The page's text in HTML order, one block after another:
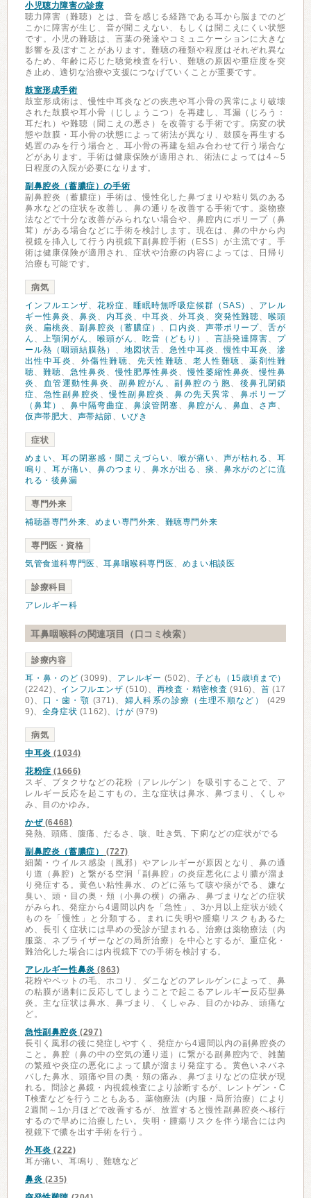
小児聴力障害の診療
聴力障害（難聴）とは、音を感じる経路である耳から脳までのど
こかに障害が生じ、音が聞こえない、もしくは聞こえにくい状態
です。小児の難聴は、言葉の発達やコミュニケーションに大きな
影響を及ぼすことがあります。難聴の種類や程度はそれぞれ異な
るため、年齢に応じた聴覚検査を行い、難聴の原因や重症度を突
き止め、適切な治療や支援につなげていくことが重要です。
鼓室形成手術
鼓室形成術は、慢性中耳炎などの疾患や耳小骨の異常により破壊
された鼓膜や耳小骨（じしょうこつ）を再建し、耳漏（じろう：
耳だれ）や難聴（聞こえの悪さ）を改善する手術です。病変の状
態や鼓膜・耳小骨の状態によって術法が異なり、鼓膜を再生する
処置のみを行う場合と、耳小骨の再建を組み合わせて行う場合な
どがあります。手術は健康保険が適用され、術法によっては4～5
日程度の入院が必要になります。
副鼻腔炎（蓄膿症）の手術
副鼻腔炎（蓄膿症）手術は、慢性化した鼻づまりや粘り気のある
鼻水などの症状を改善し、鼻の通りを改善する手術です。薬物療
法などで十分な改善がみられない場合や、鼻腔内にポリープ（鼻
茸）がある場合などに手術を検討します。現在は、鼻の中から内
視鏡を挿入して行う内視鏡下副鼻腔手術（ESS）が主流です。手
術は健康保険が適用され、症状や治療の内容によっては、日帰り
治療も可能です。
病気
インフルエンザ、 花粉症、 睡眠時無呼吸症候群（SAS） 、 アレル
ギー性鼻炎 、 鼻炎 、 内耳炎 、 中耳炎 、 外耳炎 、 突発性難聴、喉頭
炎 、 扁桃炎 、 副鼻腔炎（蓄膿症） 、 口内炎 、 声帯ポリープ、舌が
ん 、 上顎洞がん 、 喉頭がん 、 吃音（どもり） 、 言語発達障害、 プ
ール熱（咽頭結膜熱） 、 地図状舌、 急性中耳炎 、慢性中耳炎 、滲
出性中耳炎 、 外傷性難聴、 先天性難聴 、老人性難聴 、薬剤性難
聴、 難聴、 急性鼻炎 、慢性肥厚性鼻炎 、慢性萎縮性鼻炎 、慢性鼻
炎 、 血管運動性鼻炎 、 副鼻腔がん 、副鼻腔のう胞、 後鼻孔閉鎖
症、 急性副鼻腔炎 、慢性副鼻腔炎 、鼻の先天異常 、 鼻ポリープ
（鼻茸） 、 鼻中隔弯曲症、 鼻涙管閉塞、 鼻腔がん 、 鼻血 、 さ声、
仮声帯肥大、 声帯結節、 いびき
症状
めまい、 耳の閉塞感・聞こえづらい、 喉が痛い、 声が枯れる 、耳
鳴り 、 耳が痛い、 鼻のつまり 、 鼻水が出る 、 痰、 鼻水がのどに流
れる・後鼻漏
専門外来
補聴器専門外来、 めまい専門外来、 難聴専門外来
専門医・資格
気管食道科専門医 、耳鼻咽喉科専門医、 めまい相談医
診療科目
アレルギー科
耳鼻咽喉科の関連項目（口コミ検索）
診療内容
耳・鼻・のど (3099)、 アレルギー (502)、 子ども（15歳頃まで）
(2242)、 インフルエンザ (510)、 再検査・精密検査 (916)、 首 (17
0)、 口・歯・顎 (371)、 婦人科系の診療（生理不順など）
(429
9)、 全身症状 (1162)、 けが (979)
病気
中耳炎 (1034)
花粉症 (1666)
スギ、ブタクサなどの花粉（アレルゲン）を吸引することで、ア
レルギー反応を起こすもの。主な症状は鼻水、鼻づまり、くしゃ
み、目のかゆみ。
かぜ(6468)
発熱、頭痛、腹痛、だるさ、咳、吐き気、下痢などの症状がでる
副鼻腔炎（蓄膿症）
(727)
細菌・ウイルス感染（風邪）やアレルギーが原因となり、鼻の通
り道（鼻腔）と繋がる空洞「副鼻腔」の炎症悪化により膿が溜ま
り発症する。黄色い粘性鼻水、のどに落ちて咳や痰がでる、嫌な
臭い、頭・目の奥・頬（小鼻の横）の痛み、鼻づまりなどの症状
がみられ、発症から4週間以内を「急性」、3か月以上症状が続く
ものを「慢性」と分類する。まれに失明や腫瘍リスクもあるた
め、長引く症状には早めの受診が望まれる。治療は薬物療法（内
服薬、ネブライザーなどの局所治療）を中心とするが、重症化・
難治化した場合には内視鏡下での手術を検討する。
アレルギー性鼻炎 (863)
花粉やペットの毛、ホコリ、ダニなどのアレルゲンによって、鼻
の粘膜が過剰に反応してしまうことで起こるアレルギー反応型鼻
炎。主な症状は鼻水、鼻づまり、くしゃみ、目のかゆみ、頭痛な
ど。
急性副鼻腔炎 (297)
長引く風邪の後に発症しやすく、発症から4週間以内の副鼻腔炎の
こと。鼻腔（鼻の中の空気の通り道）に繋がる副鼻腔内で、雑菌
の繁殖や炎症の悪化によって膿が溜まり発症する。黄色いネバネ
バした鼻水、頭痛や目の奥・頬の痛み、鼻づまりなどの症状が現
れる。問診と鼻鏡・内視鏡検査により診断するが、レントゲン・C
T検査などを行うこともある。薬物療法（内服・局所治療）により
2週間～1か月ほどで改善するが、放置すると慢性副鼻腔炎へ移行
するので早めに治療したい。失明・腫瘍リスクを伴う場合には内
視鏡下で膿を出す手術を行う。
外耳炎 (222)
耳が痛い、耳鳴り、難聴など
鼻炎 (235)